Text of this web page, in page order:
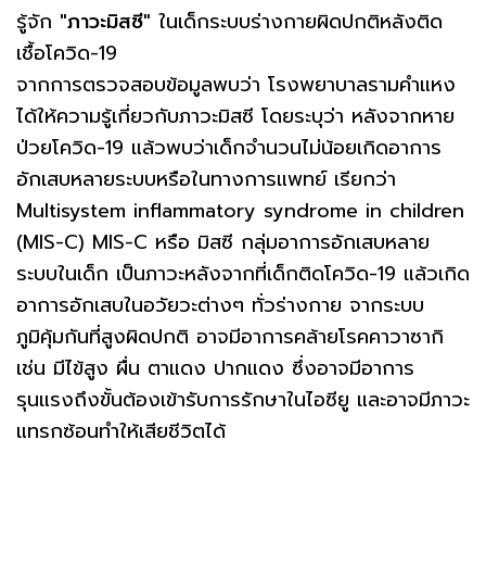
รู้จัก "ภาวะมิสซี" ในเด็กระบบร่างกายผิดปกติหลังติด
เชื้อโควิด-19
จากการตรวจสอบข้อมูลพบว่า โรงพยาบาลรามคำแหง
ได้ให้ความรู้เกี่ยวกับภาวะมิสซี โดยระบุว่า หลังจากหาย
ป่วยโควิด-19 แล้วพบว่าเด็กจำนวนไม่น้อยเกิดอาการ
อักเสบหลายระบบหรือในทางการแพทย์ เรียกว่า
Multisystem inflammatory syndrome in children
(MIS-C) MIS-C หรือ มิสซี กลุ่มอาการอักเสบหลาย
ระบบในเด็ก เป็นภาวะหลังจากที่เด็กติดโควิด-19 แล้วเกิด
อาการอักเสบในอวัยวะต่างๆ ทั่วร่างกาย จากระบบ
ภูมิคุ้มกันที่สูงผิดปกติ อาจมีอาการคล้ายโรคคาวาซากิ
เช่น มีไข้สูง ผื่น ตาแดง ปากแดง ซึ่งอาจมีอาการ
รุนแรงถึงขั้นต้องเข้ารับการรักษาในไอซียู และอาจมีภาวะ
แทรกซ้อนทำให้เสียชีวิตได้